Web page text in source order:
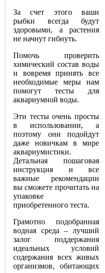
За счет этого ваши
рыбки всегда будут
здоровыми, а растения
не начнут гибнуть.
Помочь проверить
химический состав воды
и вовремя принять все
необходимые меры нам
помогут тесты для
аквариумной воды.
Эти тесты очень просты
в использовании, а
поэтому они подойдут
даже новичкам в мире
аквариумистики.
Детальная пошаговая
инструкция и все
важные рекомендации
вы сможете прочитать на
упаковке
приобретенного теста.
Грамотно подобранная
водная среда – лучший
залог поддержания
идеальных условий
содержания всех живых
организмов, обитающих